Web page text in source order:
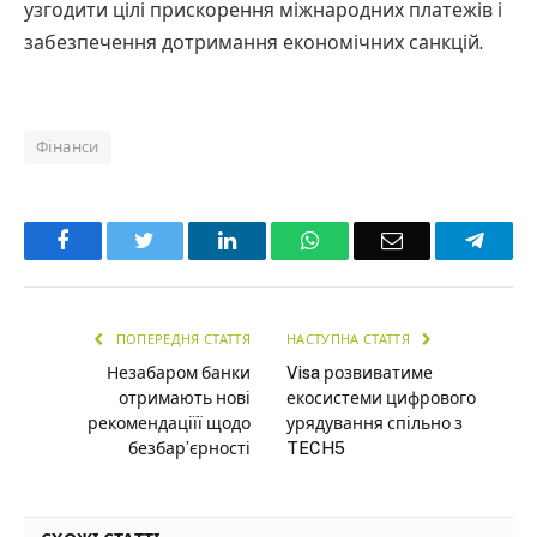
узгодити цілі прискорення міжнародних платежів і
забезпечення дотримання економічних санкцій.
Фінанси
Facebook LinkedInWhatsAppEmail
ПОПЕРЕДНЯ СТАТТЯ
Незабаром банки
отримають нові
рекомендаціїї щодо
безбар’єрності
НАСТУПНА СТАТТЯ
Visa розвиватиме
екосистеми цифрового
урядування спільно з
TECH5